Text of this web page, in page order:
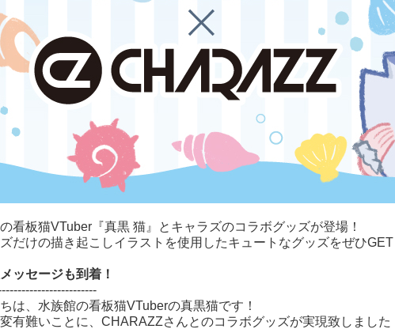
映画『怪獣ヤロ
ウ！』
推しの子
数分間のエール
LOViT STUDIO
看板猫VTuber『真黒 猫』とキャラズのコラボグッズが登場！
だけの描き起こしイラストを使用したキュートなグッズをぜひ
ッセージも到着！
は、水族館の看板猫VTuberの真黒猫です！
有難いことに、CHARAZZさんとのコラボグッズが実現致しました